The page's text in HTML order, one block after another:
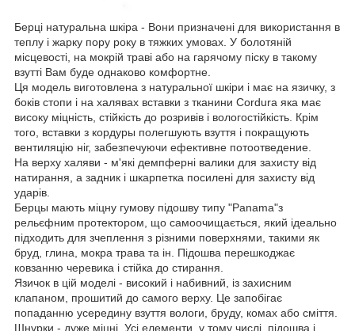
Берці натуральна шкіра - Вони призначені для використання в
теплу і жарку пору року в тяжких умовах. У болотяній
місцевості, на мокрій траві або на гарячому піску в такому
взутті Вам буде однаково комфортне.
Ця модель виготовлена з натуральної шкіри і має на язичку, з
боків стопи і на халявах вставки з тканини Cordura яка має
високу міцність, стійкість до розривів і вологостійкість. Крім
того, вставки з кордуры полегшують взуття і покращують
вентиляцію ніг, забезпечуючи ефективне потоотведение.
На верху халяви - м'які демпферні валики для захисту від
натирання, а задник і шкарпетка посилені для захисту від
ударів.
Берцы мають міцну гумову підошву типу "Panama"з
рельєфним протектором, що самоочищається, який ідеально
підходить для зчеплення з різними поверхнями, такими як
бруд, глина, мокра трава та ін. Підошва перешкоджає
ковзанню черевика і стійка до стирання.
Язичок в цій моделі - високий і набивний, із захисним
клапаном, прошитий до самого верху. Це запобігає
попаданню усередину взуття вологи, бруду, комах або сміття.
Шнурки - дуже міцні. Усі елементи, у тому числі, підошва і